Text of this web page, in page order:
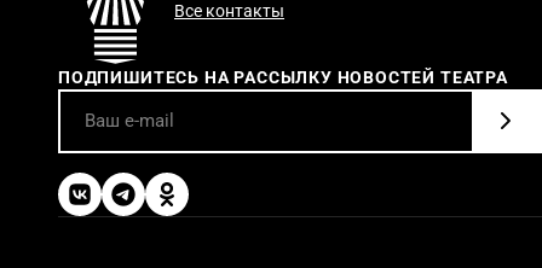
Все контакты
ПОДПИШИТЕСЬ НА РАССЫЛКУ НОВОСТЕЙ ТЕАТРА